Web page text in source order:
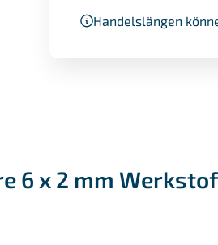
Handelslängen
x 2 mm